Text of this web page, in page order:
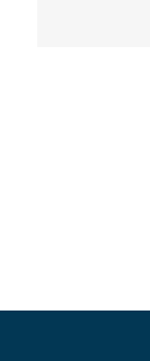
Business